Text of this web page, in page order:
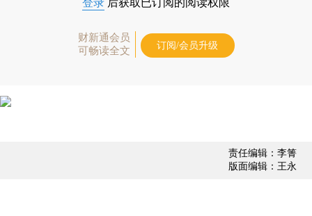
财新通会员
可畅读全文
订阅/会员升级
责任编辑：李箐
版面编辑：王永